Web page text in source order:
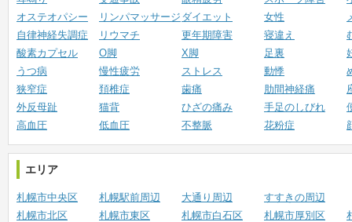
オステオパシー
リンパマッサージ ダイエット 女性
自律神経失調症
リウマチ 更年期障害 寝違え
酸素カプセル
O脚 X脚 足裏
うつ病
慢性疲労 ストレス 動悸
狭窄症
頚椎症 歯痛 肋間神経痛
外反母趾
猫背 ひざの痛み 手足のしびれ
高血圧
低血圧 不整脈 花粉症
エリア
札幌市中央区 札幌駅前周辺 大通り周辺
すすきの周辺
札幌市北区
札幌市東区 札幌市白石区 札幌市厚別区